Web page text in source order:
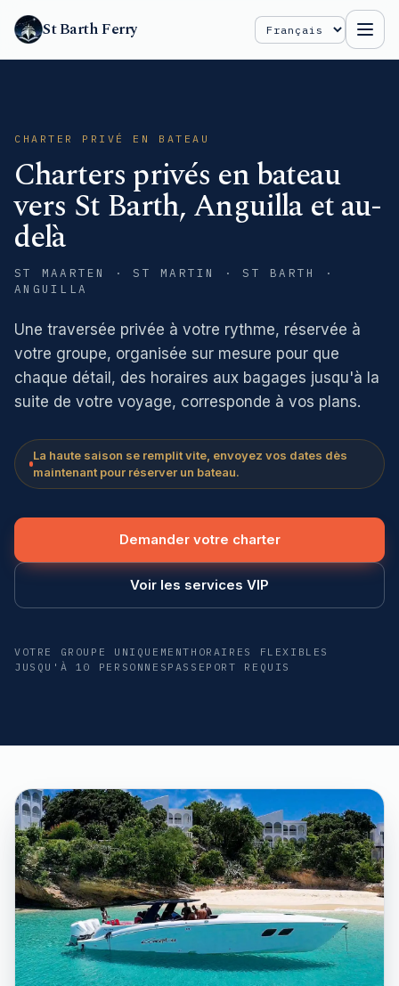
St Barth Ferry Select Language
CHARTER PRIVÉ EN BATEAU
Charters privés en bateau
vers St Barth, Anguilla et au-
delà
ST MAARTEN · ST MARTIN · ST BARTH ·
ANGUILLA
Une traversée privée à votre rythme, réservée à
votre groupe, organisée sur mesure pour que
chaque détail, des horaires aux bagages jusqu'à la
suite de votre voyage, corresponde à vos plans.
La haute saison se remplit vite, envoyez vos dates dès
maintenant pour réserver un bateau.
Demander votre charter
Voir les services VIP
VOTRE GROUPE UNIQUEMENT HORAIRES FLEXIBLES
JUSQU'À 10 PERSONNES PASSEPORT REQUIS